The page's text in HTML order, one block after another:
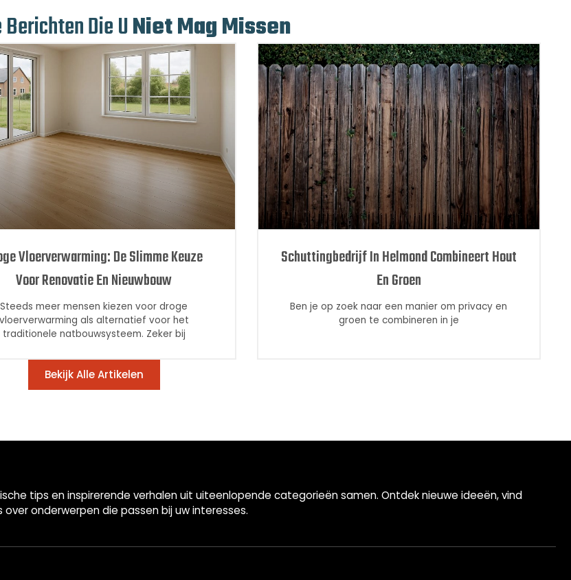
Die UNiet Mag Missen
Vloerverwarming: De Slimme Keuze
Voor Renovatie En Nieuwbouw
Steeds meer mensen kiezen voor droge
vloerverwarming als alternatief voor het
traditionele natbouwsysteem. Zeker bij
Schuttingbedrijf In Helmond Combineert Hout
En Groen
Ben je op zoek naar een manier om privacy en
groen te combineren in je
Bekijk Alle Artikelen
tips en inspirerende verhalen uit uiteenlopende categorieën samen. Ontdek nieuwe ideeën, vind
onderwerpen die passen bij uw interesses.